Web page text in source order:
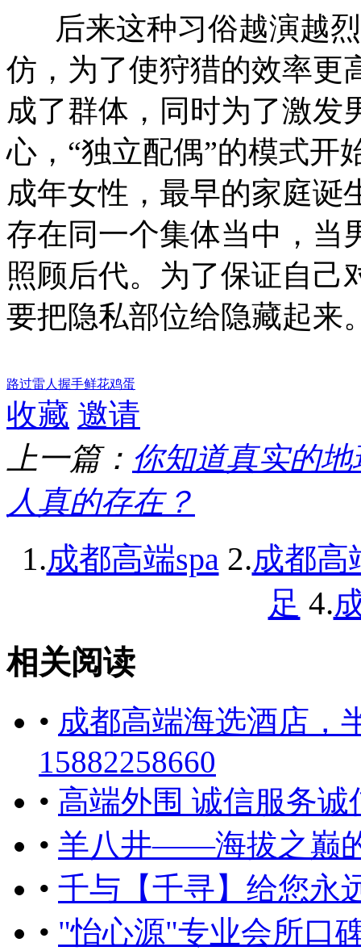
后来这种习俗越演越烈
仿，为了使狩猎的效率更
成了群体，同时为了激发
心，“独立配偶”的模式开
成年女性，最早的家庭诞
存在同一个集体当中，当
照顾后代。为了保证自己
要把隐私部位给隐藏起来
路过雷人 握手鲜花鸡蛋
收藏 邀请
上一篇： 你知道真实的
人真的存在？
1.成都高端spa 2.成都高
足 4.
相关阅读
• 成都高端海选酒店，
15882258660
• 高端外围 诚信服务
• 羊八井——海拔之巅
• 千与【千寻】给您永
• "怡心源"专业会所口